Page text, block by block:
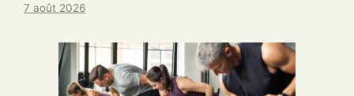
7 août 2026